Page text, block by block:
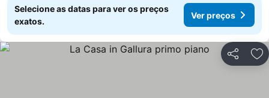
Selecione as datas para ver os preços
exatos.
Ver preços
Partilhar